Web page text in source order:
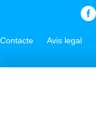
Contacte Avis legal